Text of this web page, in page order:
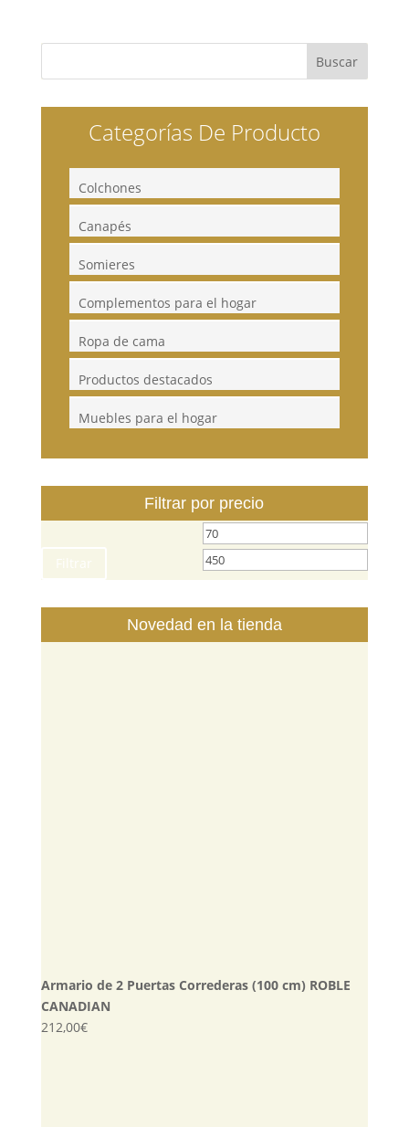
Categorías De Producto
Colchones
Canapés
Somieres
Complementos para el hogar
Ropa de cama
Productos destacados
Muebles para el hogar
Filtrar por precio
Filtrar
Novedad en la tienda
Armario de 2 Puertas Correderas (100 cm) ROBLE
CANADIAN
212,00€